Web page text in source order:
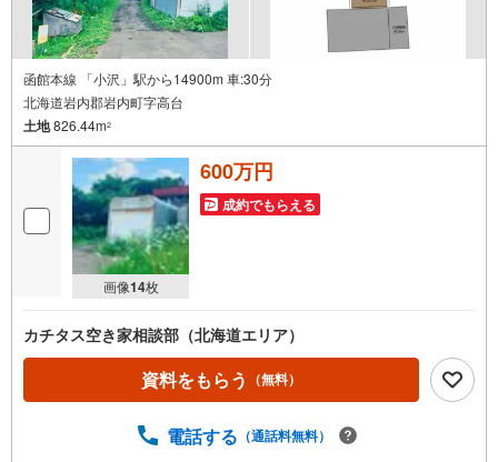
函館本線 「小沢」駅から14900m 車:30分
北海道岩内郡岩内町字高台
土地826.44m2
画像14枚
600万円
成約でもらえる
カチタス空き家相談部（北海道エリア）
資料をもらう （無料）
電話する （通話料無料）